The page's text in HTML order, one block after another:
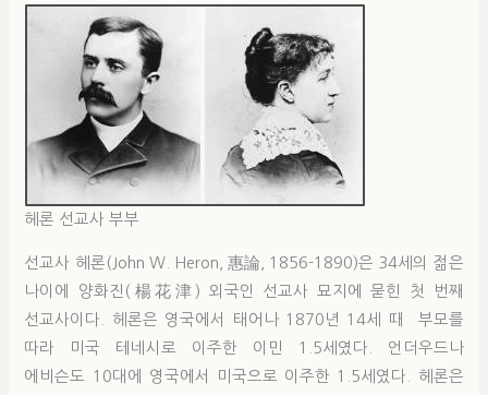
헤론 선교사 부부
선교사 헤론(John W. Heron, 惠論, 1856-1890)은 34세의 젊은
나이에 양화진(楊花津) 외국인 선교사 묘지에 묻힌 첫 번째
선교사이다. 헤론은 영국에서 태어나 1870년 14세 때 부모를
따라 미국 테네시로 이주한 이민 1.5세였다. 언더우드나
에비슨도 10대에 영국에서 미국으로 이주한 1.5세였다. 헤론은